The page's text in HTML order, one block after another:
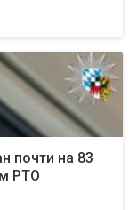
почти на 83
РТО